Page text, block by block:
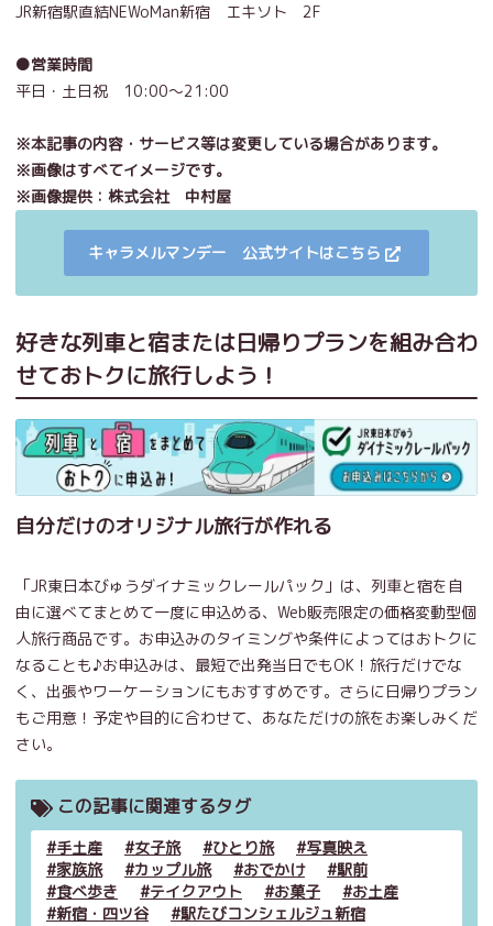
JR新宿駅直結NEWoMan新宿 エキソト 2F
●営業時間
平日・土日祝 10:00～21:00
※本記事の内容・サービス等は変更している場合があります。
※画像はすべてイメージです。
※画像提供：株式会社 中村屋
キャラメルマンデー 公式サイトはこちら
好きな列車と宿または日帰りプランを組み合わ
せておトクに旅行しよう！
自分だけのオリジナル旅行が作れる
「JR東日本びゅうダイナミックレールパック」は、列車と宿を自
由に選べてまとめて一度に申込める、Web販売限定の価格変動型個
人旅行商品です。お申込みのタイミングや条件によってはおトクに
なることも♪お申込みは、最短で出発当日でもOK！旅行だけでな
く、出張やワーケーションにもおすすめです。さらに日帰りプラン
もご用意！予定や目的に合わせて、あなただけの旅をお楽しみくだ
さい。
この記事に関連するタグ
手土産 女子旅 ひとり旅
写真映え
家族旅
カップル旅 おでかけ
駅前
食べ歩き
テイクアウト お菓子
お土産
新宿・四ツ谷
駅たびコンシェルジュ新宿